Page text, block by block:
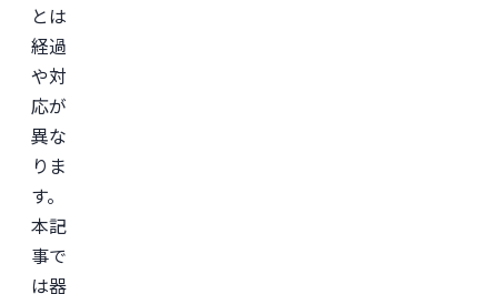
とは
経過
や対
応が
異な
りま
す。
本記
事で
は器